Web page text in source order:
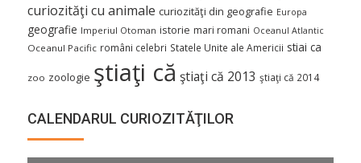
curiozităţi cu animale curiozităţi din geografie Europa
geografie Imperiul Otoman istorie mari romani Oceanul Atlantic
Oceanul Pacific români celebri Statele Unite ale Americii stiai ca
zoo zoologie ştiaţi că ştiaţi că 2013 ştiaţi că 2014
CALENDARUL CURIOZITĂŢILOR